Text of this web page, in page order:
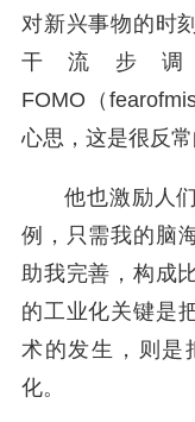
对新兴事物的时
干流步
FOMO（
心思，这是很反常
他也激励人
例，只需我的脑
助我完善，构成
的工业化关键是
术的发生，则是
化。